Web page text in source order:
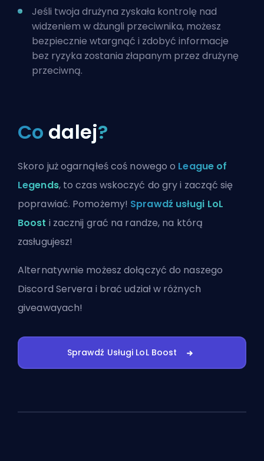
Jeśli twoja drużyna zyskała kontrolę nad
widzeniem w dżungli przeciwnika, możesz
bezpiecznie wtargnąć i zdobyć informacje
bez ryzyka zostania złapanym przez drużynę
przeciwną.
Co dalej?
Skoro już ogarnąłeś coś nowego o League of
Legends, to czas wskoczyć do gry i zacząć się
poprawiać. Pomożemy! Sprawdź usługi LoL
Boost i zacznij grać na randze, na którą
zasługujesz!
Alternatywnie możeszdołączyć do naszego
Discord Servera i brać udział w różnych
giveawayach!
Sprawdź Usługi LoL Boost